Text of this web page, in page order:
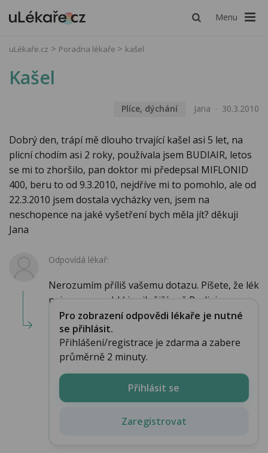
Menu
uLékaře.cz Poradna lékaře kašel
Kašel
Plíce, dýchání Jana 30.3.2010
Dobrý den, trápí mě dlouho trvající kašel asi 5 let, na
plicní chodím asi 2 roky, používala jsem BUDIAIR, letos
se mi to zhoršilo, pan doktor mi předepsal MIFLONID
400, beru to od 9.3.2010, nejdříve mi to pomohlo, ale od
22.3.2010 jsem dostala vycházky ven, jsem na
neschopence na jaké vyšetření bych měla jít? děkuji
Jana
Odpovídá lékař:
Nerozumím příliš vašemu dotazu. Píšete, že lék
nejprve pomohl ( je silnější než Budiair...
Pro zobrazení odpovědi lékaře je nutné
se přihlásit.
Přihlášení/registrace je zdarma a zabere
průměrně 2 minuty.
Přihlásit se
Zaregistrovat